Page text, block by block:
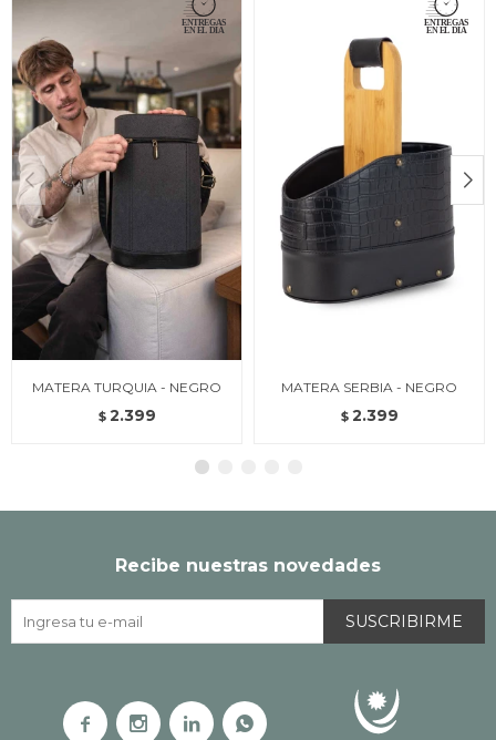
MATERA TURQUIA - NEGRO
$ 2.399
MATERA SERBIA - NEGRO
$ 2.399
Recibe nuestras novedades
SUSCRIBIRME
   